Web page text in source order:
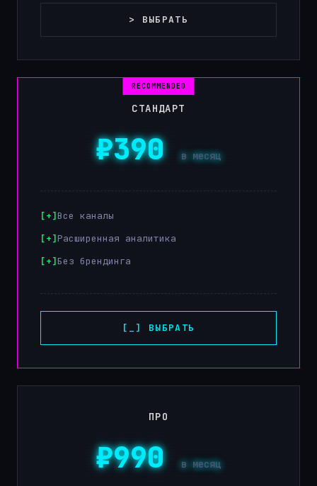
> ВЫБРАТЬ
СТАНДАРТ
₽390в месяц
Все каналы
Расширенная аналитика
Без брендинга
[_] ВЫБРАТЬ
ПРО
₽990в месяц